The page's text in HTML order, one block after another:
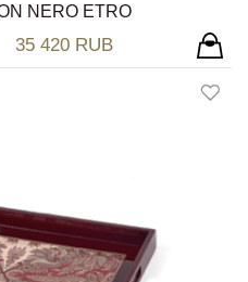
NERO ETRO
35 420 RUB